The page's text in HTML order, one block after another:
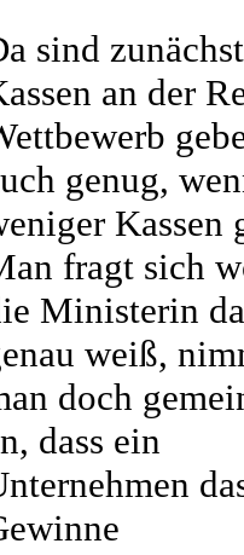
sind
an der
genug,
Kassen
fragt sich
Ministerin
weiß,
doch
dass ein